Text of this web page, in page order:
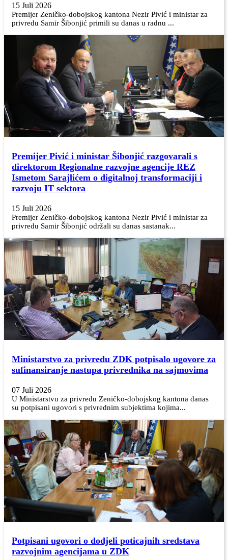
15 Juli 2026
Premijer Zeničko-dobojskog kantona Nezir Pivić i ministar za
privredu Samir Šibonjić primili su danas u radnu ...
Premijer Pivić i ministar Šibonjić razgovarali s
direktorom Regionalne razvojne agencije REZ
Ismetom Sarajlićem o digitalnoj transformaciji i
razvoju IT sektora
15 Juli 2026
Premijer Zeničko-dobojskog kantona Nezir Pivić i ministar za
privredu Samir Šibonjić održali su danas sastanak...
Ministarstvo za privredu ZDK potpisalo ugovore za
sufinansiranje nastupa privrednika na sajmovima
07 Juli 2026
U Ministarstvu za privredu Zeničko-dobojskog kantona danas
su potpisani ugovori s privrednim subjektima kojima...
Potpisani ugovori o dodjeli poticajnih sredstava
razvojnim agencijama u ZDK